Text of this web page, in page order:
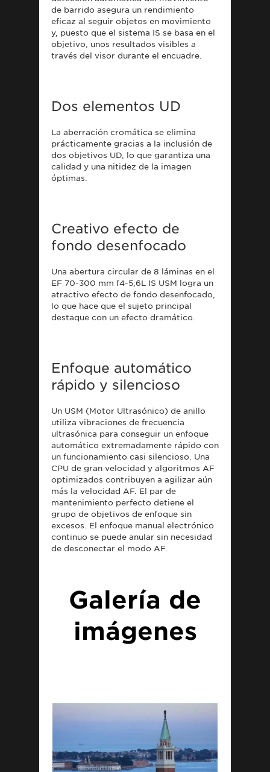
de barrido asegura un rendimiento
eficaz al seguir objetos en movimiento
y, puesto que el sistema IS se basa en el
objetivo, unos resultados visibles a
través del visor durante el encuadre.
Dos elementos UD
La aberración cromática se elimina
prácticamente gracias a la inclusión de
dos objetivos UD, lo que garantiza una
calidad y una nitidez de la imagen
óptimas.
Creativo efecto de
fondo desenfocado
Una abertura circular de 8 láminas en el
EF 70-300 mm f4-5,6L IS USM logra un
atractivo efecto de fondo desenfocado,
lo que hace que el sujeto principal
destaque con un efecto dramático.
Enfoque automático
rápido y silencioso
Un USM (Motor Ultrasónico) de anillo
utiliza vibraciones de frecuencia
ultrasónica para conseguir un enfoque
automático extremadamente rápido con
un funcionamiento casi silencioso. Una
CPU de gran velocidad y algoritmos AF
optimizados contribuyen a agilizar aún
más la velocidad AF. El par de
mantenimiento perfecto detiene el
grupo de objetivos de enfoque sin
excesos. El enfoque manual electrónico
continuo se puede anular sin necesidad
de desconectar el modo AF.
Galería de
imágenes